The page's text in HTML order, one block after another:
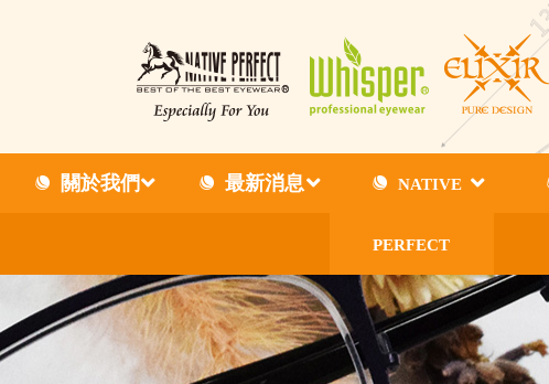
關於我們 最新消息 NATIVE
PERFECT